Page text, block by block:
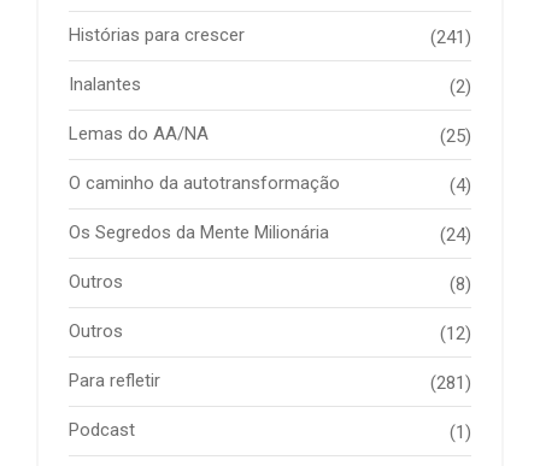
Histórias para crescer (241)
Inalantes (2)
Lemas do AA/NA (25)
O caminho da autotransformação (4)
Os Segredos da Mente Milionária (24)
Outros (8)
Outros (12)
Para refletir (281)
Podcast (1)